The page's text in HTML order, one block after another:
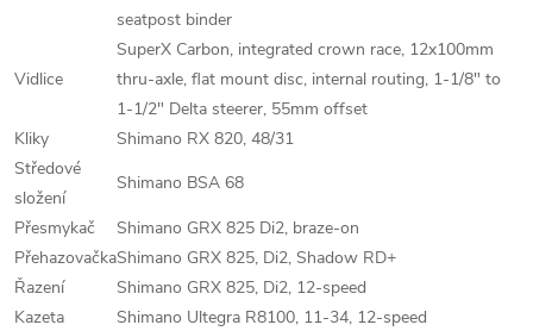
seatpost binder
Vidlice
SuperX Carbon, integrated crown race, 12x100mm
thru-axle, flat mount disc, internal routing, 1-1/8" to
1-1/2" Delta steerer, 55mm offset
Kliky
Shimano RX 820, 48/31
Středové
složení
Shimano BSA 68
Přesmykač
Shimano GRX 825 Di2, braze-on
PřehazovačkaShimano GRX 825, Di2, Shadow RD+
Řazení
Shimano GRX 825, Di2, 12-speed
Kazeta
Shimano Ultegra R8100, 11-34, 12-speed